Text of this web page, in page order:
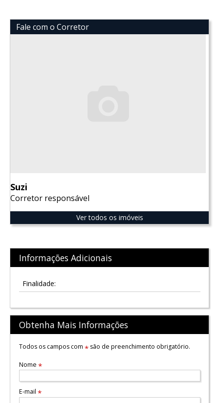
Fale com o Corretor
Suzi
Corretor responsável
Ver todos os imóveis
Informações Adicionais
Finalidade:
Obtenha Mais Informações
Todos os campos com *são de preenchimento obrigatório.
Nome *
E-mail *